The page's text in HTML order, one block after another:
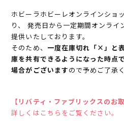
ホビーラホビーレオンラインショ
り、 発売日から一定期間オンラ
提供いたしております。
そのため、 一度在庫切れ「×」と
庫を共有できるようになった時点
場合がございますので予めご了承
【リバティ・ファブリックスのお
詳しくはこちらをご覧ください。